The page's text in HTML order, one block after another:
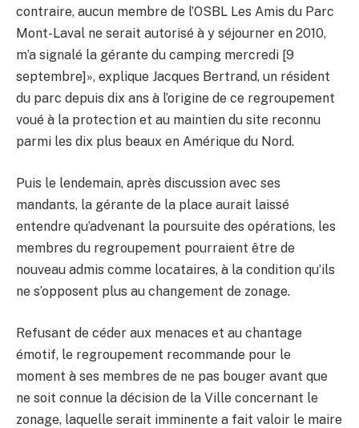
contraire, aucun membre de l’OSBL Les Amis du Parc
Mont-Laval ne serait autorisé à y séjourner en 2010,
m’a signalé la gérante du camping mercredi [9
septembre]», explique Jacques Bertrand, un résident
du parc depuis dix ans à l’origine de ce regroupement
voué à la protection et au maintien du site reconnu
parmi les dix plus beaux en Amérique du Nord.
Puis le lendemain, après discussion avec ses
mandants, la gérante de la place aurait laissé
entendre qu’advenant la poursuite des opérations, les
membres du regroupement pourraient être de
nouveau admis comme locataires, à la condition qu’ils
ne s’opposent plus au changement de zonage.
Refusant de céder aux menaces et au chantage
émotif, le regroupement recommande pour le
moment à ses membres de ne pas bouger avant que
ne soit connue la décision de la Ville concernant le
zonage, laquelle serait imminente a fait valoir le maire